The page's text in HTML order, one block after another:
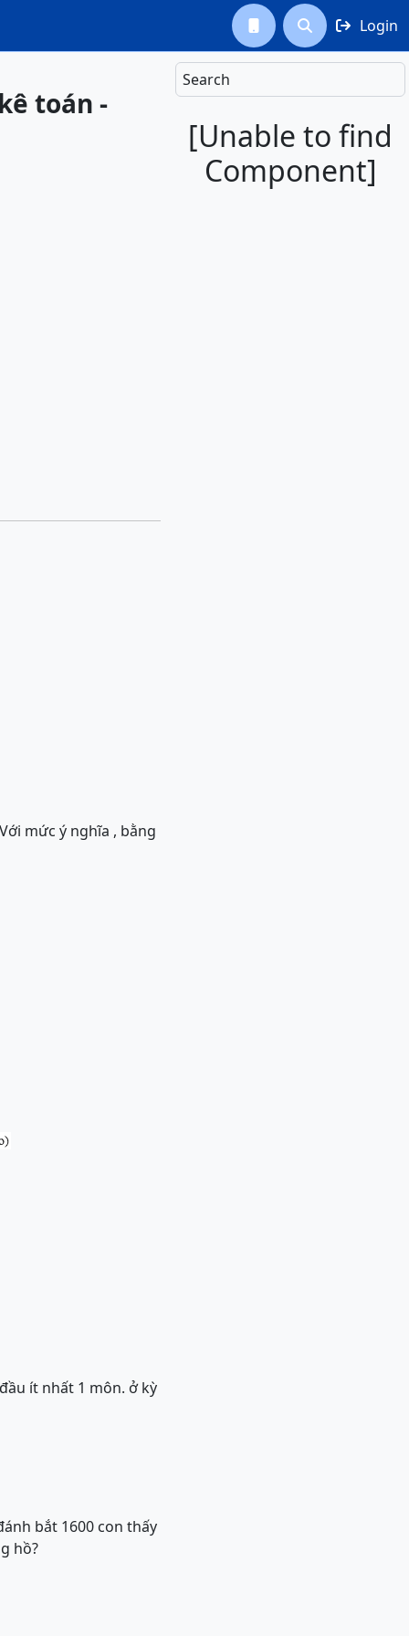
  Login
Search
[Unable to find
Component]
toán -
mức ý nghĩa , bằng
ít nhất 1 môn. ở kỳ
bắt 1600 con thấy
hồ?